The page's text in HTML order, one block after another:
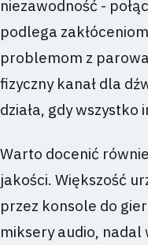
niezawodność -
podlega
problemom z
fizyczny kanał dla
działa, gdy wszystko
Warto docenić
jakości. Większość
przez konsole do
miksery audio, nadal